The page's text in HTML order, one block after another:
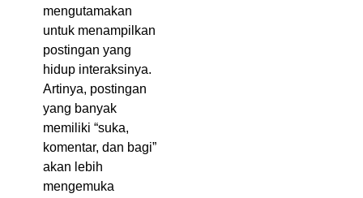
mengutamakan
untuk menampilkan
postingan yang
hidup interaksinya.
Artinya, postingan
yang banyak
memiliki “suka,
komentar, dan bagi”
akan lebih
mengemuka